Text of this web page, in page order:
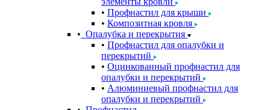
Профнастил для крыши
Композитная кровля
Опалубка и перекрытия
Профнастил для опалубки и
перекрытий
Оцинкованный профнастил для
опалубки и перекрытий
Алюминиевый профнастил для
опалубки и перекрытий